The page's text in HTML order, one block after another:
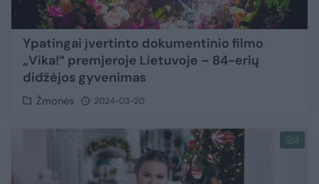
Ypatingai įvertinto dokumentinio filmo
„Vika!“ premjeroje Lietuvoje – 84-erių
didžėjos gyvenimas
Žmonės 2024-03-20
3